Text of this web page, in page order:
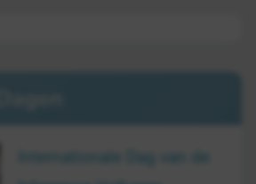
Internationale Dag van de